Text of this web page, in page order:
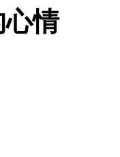
夜将其击毙
情